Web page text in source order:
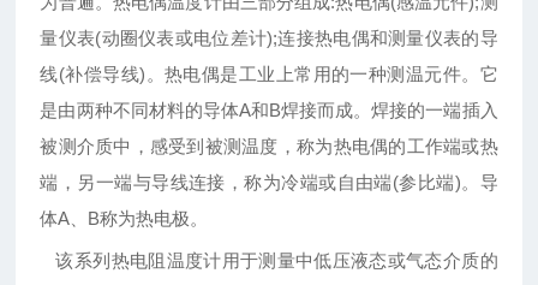
量仪表(动圈仪表或电位差计);连接热电偶和测量仪表的导
线(补偿导线)。热电偶是工业上常用的一种测温元件。它
是由两种不同材料的导体A和B焊接而成。焊接的一端插入
被测介质中，感受到被测温度，称为热电偶的工作端或热
端，另一端与导线连接，称为冷端或自由端(参比端)。导
体A、B称为热电极。
该系列热电阻温度计用于测量中低压液态或气态介质的